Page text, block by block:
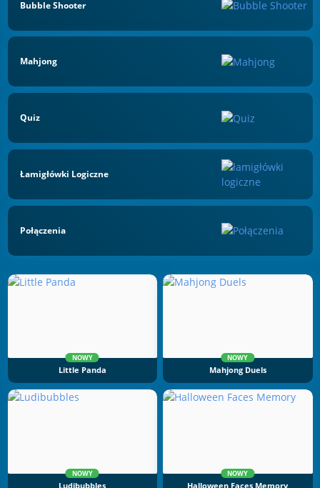
Bubble Shooter
Mahjong
Quiz
Łamigłówki Logiczne
Połączenia
NOWY
Little Panda
NOWY
Mahjong Duels
NOWY
Ludibubbles
NOWY
Halloween Faces Memory